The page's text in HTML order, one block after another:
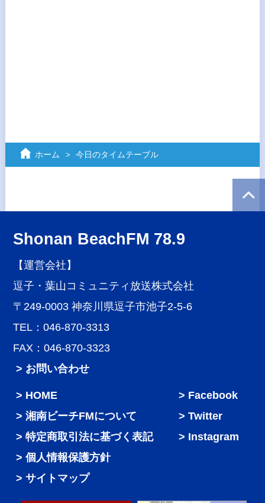
ホーム 今日のタイムテーブル
Shonan BeachFM 78.9
【運営会社】
逗子・葉山コミュニティ放送株式会社
〒249-0003 神奈川県逗子市池子2-5-6
TEL：046-870-3313
FAX：046-870-3323
> お問い合わせ
HOME
湘南ビーチFMについて
特定商取引法に基づく表記
個人情報保護方針
サイトマップ
Facebook
Twitter
Instagram